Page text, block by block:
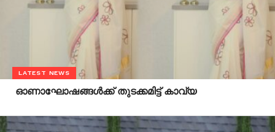
LATEST NEWS
ഓണാഘോഷങ്ങള്‍ക്ക് തുടക്കമിട്ട് കാവ്യ